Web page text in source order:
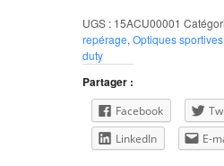
UGS : 15ACU00001
repérage, Optiques sportives
duty
Partager :
Facebook
LinkedIn
E-